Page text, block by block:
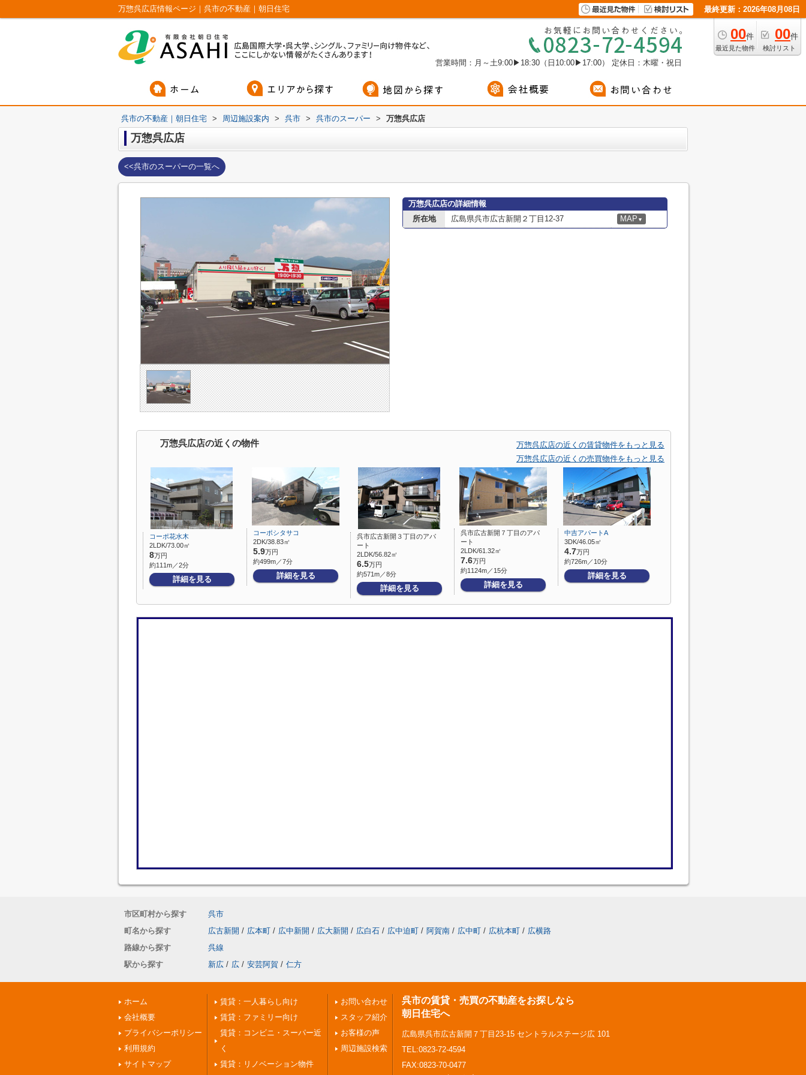
万惣呉広店情報ページ｜呉市の不動産｜朝日住宅 最終更新：2026年08月08日
00件
最近見た物件
00件
検討リスト
営業時間：月～土9:00▶18:30（日10:00▶17:00） 定休日：木曜・祝日
呉市の不動産｜朝日住宅 > 周辺施設案内 > 呉市 > 呉市のスーパー > 万惣呉広店
万惣呉広店
<<呉市のスーパーの一覧へ
万惣呉広店の詳細情報
所在地
広島県呉市広古新開２丁目12-37 MAP ▼
万惣呉広店の近くの物件
万惣呉広店の近くの賃貸物件をもっと見る
万惣呉広店の近くの売買物件をもっと見る
コーポ花水木
2LDK/73.00㎡
8万円
約111m／2分
詳細を見る
コーポシタサコ
2DK/38.83㎡
5.9万円
約499m／7分
詳細を見る
呉市広古新開３丁目のアパ
ート
2LDK/56.82㎡
6.5万円
約571m／8分
詳細を見る
呉市広古新開７丁目のアパ
ート
2LDK/61.32㎡
7.6万円
約1124m／15分
詳細を見る
中吉アパートA
3DK/46.05㎡
4.7万円
約726m／10分
詳細を見る
市区町村から探す
呉市
町名から探す
広古新開 / 広本町 / 広中新開 / 広大新開 / 広白石 / 広中迫町 / 阿賀南 / 広中町 / 広杭本町 / 広横路
路線から探す
呉線
駅から探す
新広 / 広 / 安芸阿賀 / 仁方
ホーム
会社概要
プライバシーポリシー
利用規約
サイトマップ
賃貸：一人暮らし向け
賃貸：ファミリー向け
賃貸：コンビニ・スーパー近
く
賃貸：リノベーション物件
お問い合わせ
スタッフ紹介
お客様の声
周辺施設検索
呉市の賃貸・売買の不動産をお探しなら
朝日住宅へ
広島県呉市広古新開７丁目23-15 セントラルステージ広 101
TEL:0823-72-4594
FAX:0823-70-0477